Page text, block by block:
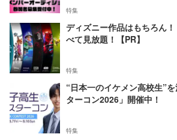
特集
ディズニー作品はもちろん
べて見放題！【PR】
特集
“日本一のイケメン高校生”
ターコン2026」開催中！
特集